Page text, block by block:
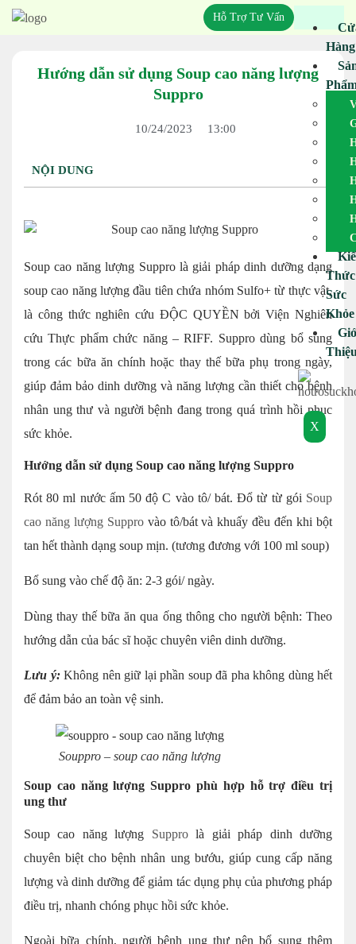
Hỗ Trợ Tư Vấn
Hàng
Thức
Sức
Khỏe
X
Hướng dẫn sử dụng Soup cao năng lượng
Suppro
10/24/2023 13:00
NỘI DUNG
Soup cao năng lượng Suppro là giải pháp dinh dưỡng dạng
soup cao năng lượng đầu tiên chứa nhóm Sulfo+ từ thực vật,
là công thức nghiên cứu ĐỘC QUYỀN bởi Viện Nghiên
cứu Thực phẩm chức năng – RIFF. Suppro dùng bổ sung
trong các bữa ăn chính hoặc thay thế bữa phụ trong ngày,
giúp đảm bảo dinh dưỡng và năng lượng cần thiết cho bệnh
nhân ung thư và người bệnh đang trong quá trình hồi phục
sức khỏe.
Hướng dẫn sử dụng Soup cao năng lượng Suppro
Rót 80 ml nước ấm 50 độ C vào tô/ bát. Đổ từ từ gói Soup
cao năng lượng Supprovào tô/bát và khuấy đều đến khi bột
tan hết thành dạng soup mịn. (tương đương với 100 ml soup)
Bổ sung vào chế độ ăn: 2-3 gói/ ngày.
Dùng thay thế bữa ăn qua ống thông cho người bệnh: Theo
hướng dẫn của bác sĩ hoặc chuyên viên dinh dưỡng.
Lưu ý:Không nên giữ lại phần soup đã pha không dùng hết
để đảm bảo an toàn vệ sinh.
Souppro – soup cao năng lượng
Soup cao năng lượng Suppro phù hợp hỗ trợ điều trị
ung thư
Soup cao năng lượng Supprolà giải pháp dinh dưỡng
chuyên biệt cho bệnh nhân ung bướu, giúp cung cấp năng
lượng và dinh dưỡng để giảm tác dụng phụ của phương pháp
điều trị, nhanh chóng phục hồi sức khỏe.
Ngoài bữa chính, người bệnh ung thư nên bổ sung thêm